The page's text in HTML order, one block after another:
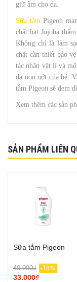
giữ ẩm cho da.
Sữa tắmPigeon
chất hạt Jojoba
Không chỉ là làm
chất cần thiết bảo
tác nhân vật lí và
da non nớt của bé.
tắm Pigeon sẽ đem
Xem thêm các sản
SẢN PHẨM LIÊN
Sữa tắm Pigeon
40.000₫ -18%
33.000₫